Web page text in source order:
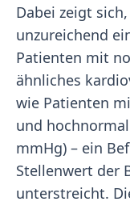
Dabei zeigt
unzureichend
Patienten mit
ähnliches
wie Patienten
und
mmHg) – ein
Stellenwert der
unterstreicht.